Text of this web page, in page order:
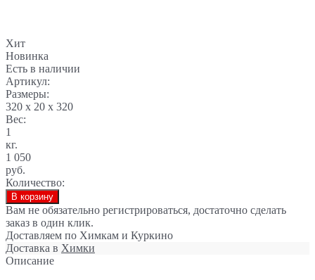
Хит
Новинка
Есть в наличии
Артикул:
Размеры:
320 x 20 x 320
Вес:
1
кг.
1 050
руб.
Количество:
В корзину
Вам не обязательно регистрироваться, достаточно сделать
заказ в один клик.
Доставляем по Химкам и Куркино
Доставка в Химки
Описание